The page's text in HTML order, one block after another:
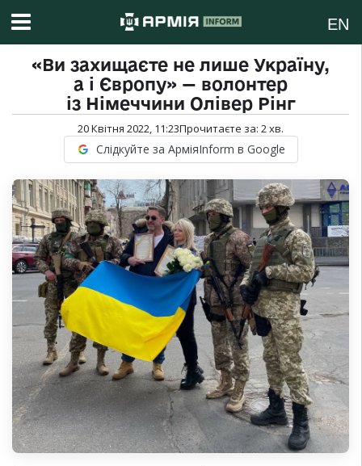
EN
«Ви захищаєте не лише Україну,
а і Європу» — волонтер
із Німеччини Олівер Рінг
20 Квітня 2022, 11:23Прочитаєте за: 2хв.
Слідкуйте за АрміяInform в Google